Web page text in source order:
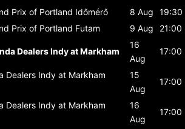
Prix of Portland Időmérő 8 Aug
19:30
Prix of Portland Futam 9 Aug 21:00
Dealers Indy at Markham
16
Aug
17:00
Dealers Indy at Markham
15
Aug
17:00
Dealers Indy at Markham
16
Aug
17:00